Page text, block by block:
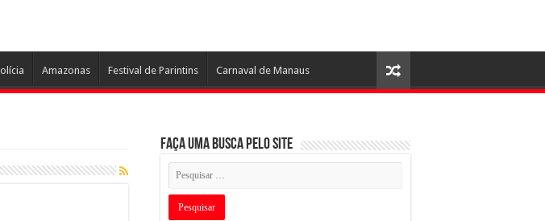
Amazonas Festival de Parintins Carnaval de Manaus
Faça uma busca pelo Site